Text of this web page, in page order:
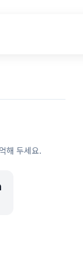
해 두세요.